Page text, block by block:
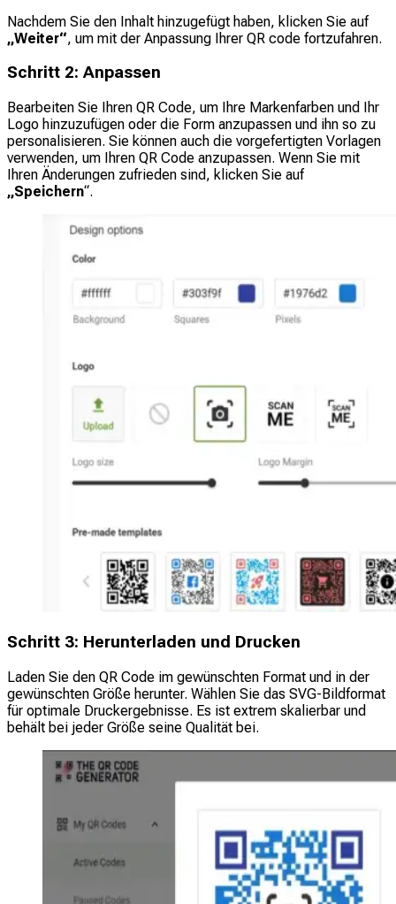
Nachdem Sie den Inhalt hinzugefügt haben, klicken Sie auf
„Weiter“, um mit der Anpassung Ihrer QR code fortzufahren.
Schritt 2: Anpassen
Bearbeiten Sie Ihren QR Code, um Ihre Markenfarben und Ihr
Logo hinzuzufügen oder die Form anzupassen und ihn so zu
personalisieren. Sie können auch die vorgefertigten Vorlagen
verwenden, um Ihren QR Code anzupassen. Wenn Sie mit
Ihren Änderungen zufrieden sind, klicken Sie auf
„Speichern“.
Schritt 3: Herunterladen und Drucken
Laden Sie den QR Code im gewünschten Format und in der
gewünschten Größe herunter. Wählen Sie das SVG-Bildformat
für optimale Druckergebnisse. Es ist extrem skalierbar und
behält bei jeder Größe seine Qualität bei.